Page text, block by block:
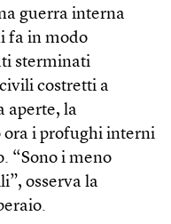
guerra interna
fa in modo
sterminati
costretti a
aperte, la
ora i profughi interni
“Sono i meno
osserva la